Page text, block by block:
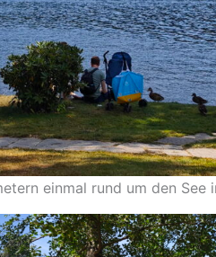
einmal rund um den See